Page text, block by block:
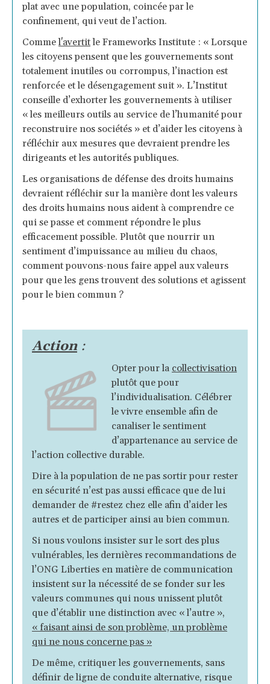
plat avec une population, coincée par le
confinement, qui veut de l’action.
Commel'avertitle Frameworks Institute : « Lorsque
les citoyens pensent que les gouvernements sont
totalement inutiles ou corrompus, l’inaction est
renforcée et le désengagement suit ». L’Institut
conseille d’exhorter les gouvernements à utiliser
« les meilleurs outils au service de l’humanité pour
reconstruire nos sociétés » et d’aider les citoyens à
réfléchir aux mesures que devraient prendre les
dirigeants et les autorités publiques.
Les organisations de défense des droits humains
devraient réfléchir sur la manière dont les valeurs
des droits humains nous aident à comprendre ce
qui se passe et comment répondre le plus
efficacement possible. Plutôt que nourrir un
sentiment d’impuissance au milieu du chaos,
comment pouvons-nous faire appel aux valeurs
pour que les gens trouvent des solutions et agissent
pour le bien commun ?
Action :
Opter pour la collectivisation
plutôt que pour
l’individualisation. Célébrer
le vivre ensemble afin de
canaliser le sentiment
d’appartenance au service de
l’action collective durable.
Dire à la population de ne pas sortir pour rester
en sécurité n’est pas aussi efficace que de lui
demander de #restez chez elle afin d’aider les
autres et de participer ainsi au bien commun.
Si nous voulons insister sur le sort des plus
vulnérables, les dernières recommandations de
l’ONG Liberties en matière de communication
insistent sur la nécessité de se fonder sur les
valeurs communes qui nous unissent plutôt
que d’établir une distinction avec « l’autre »,
« faisant ainsi de son problème, un problème
qui ne nous concerne pas »
De même, critiquer les gouvernements, sans
définir de ligne de conduite alternative, risque